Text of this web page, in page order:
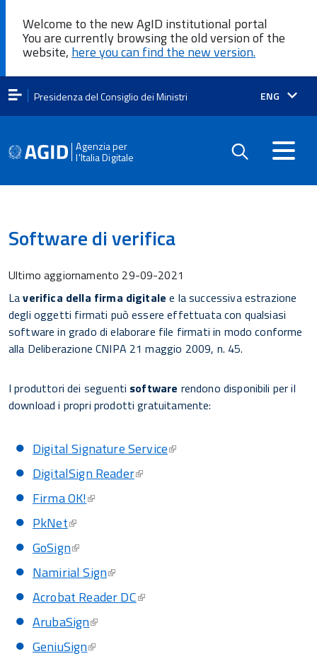
Welcome to the new AgID institutional portal
You are currently browsing the old version of the
website, here you can find the new version.
Presidenza del Consiglio dei Ministri Lingua
ENG
Agenzia per
l'Italia Digitale
Software di verifica
Ultimo aggiornamento 29-09-2021
Laverifica della firma digitale e la successiva estrazione
degli oggetti firmati può essere effettuata con qualsiasi
software in grado di elaborare file firmati in modo conforme
alla Deliberazione CNIPA 21 maggio 2009, n. 45.
I produttori dei seguenti software rendono disponibili per il
download i propri prodotti gratuitamente:
Digital Signature Service
DigitalSign Reader
Firma OK!
PkNet
GoSign
Namirial Sign
Acrobat Reader DC
ArubaSign
GeniuSign